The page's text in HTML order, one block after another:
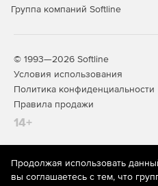
Интеграция с StyleVision
(Professional и Enterprise).
32- и 64-разрядные версии.
Поддержка таксономии US
(Enterprise).
Группа компаний Softline
© 1993—2026 Softline
Условия использования
Политика конфиденциальности
Правила продажи
14+
На информационном ресурсе
рекомендательные технологии
Продолжая использовать
вы соглашаетесь с тем, что